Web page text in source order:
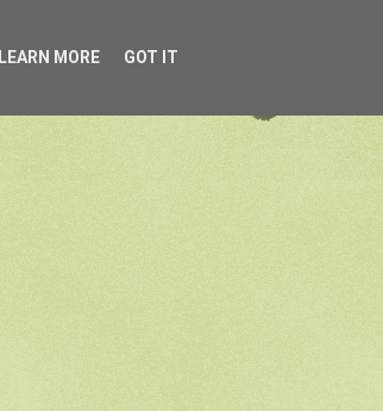
LEARN MORE GOT IT